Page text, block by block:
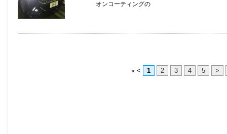
オンコーティングの
« < 1 2 3 4 5 >